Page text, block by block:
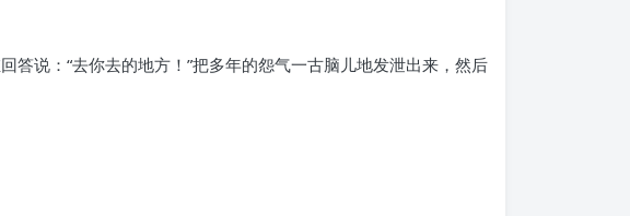
答说：“去你去的地方！”把多年的怨气一古脑儿地发泄出来，然后